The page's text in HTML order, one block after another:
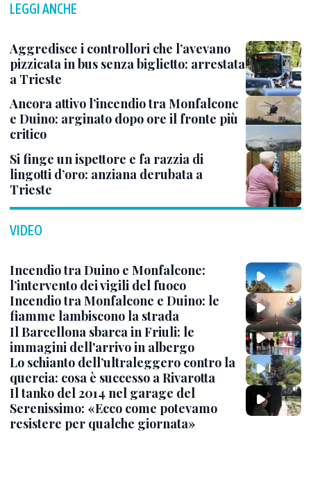
LEGGI ANCHE
Aggredisce i controllori che l’avevano
pizzicata in bus senza biglietto: arrestata
a Trieste
Ancora attivo l’incendio tra Monfalcone
e Duino: arginato dopo ore il fronte più
critico
Si finge un ispettore e fa razzia di
lingotti d’oro: anziana derubata a
Trieste
VIDEO
Incendio tra Duino e Monfalcone:
l’intervento dei vigili del fuoco
Incendio tra Monfalcone e Duino: le
fiamme lambiscono la strada
Il Barcellona sbarca in Friuli: le
immagini dell'arrivo in albergo
Lo schianto dell’ultraleggero contro la
quercia: cosa è successo a Rivarotta
Il tanko del 2014 nel garage del
Serenissimo: «Ecco come potevamo
resistere per qualche giornata»